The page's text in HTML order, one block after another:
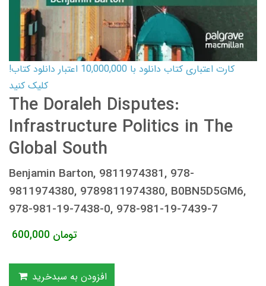
کارت اعتباری کتاب دانلود با 10,000,000 اعتبار دانلود کتاب!
کلیک کنید
The Doraleh Disputes:
Infrastructure Politics in The
Global South
Benjamin Barton, 9811974381, 978-
9811974380, 9789811974380, B0BN5D5GM6,
978-981-19-7438-0, 978-981-19-7439-7
600,000 تومان
افزودن به سبدخرید